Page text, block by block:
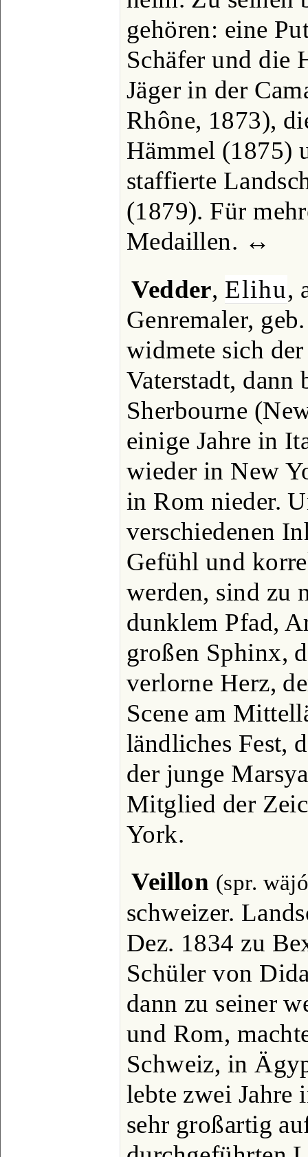
gehören: eine
Schäfer und die
Jäger in der
Rhône, 1873),
Hämmel (1875)
staffierte
(1879). Für
Medaillen. ↔
Vedder, Elihu,
Genremaler,
widmete sich
Vaterstadt, dann
Sherbourne
einige Jahre in
wieder in New
in Rom nieder.
verschiedenen
Gefühl und
werden, sind zu
dunklem Pfad,
großen Sphinx,
verlorne Herz,
Scene am
ländliches Fest,
der junge
Mitglied der
York.
Veillon (spr.
schweizer.
Dez. 1834 zu
Schüler von
dann zu seiner
und Rom,
Schweiz, in
lebte zwei Jahre
sehr großartig